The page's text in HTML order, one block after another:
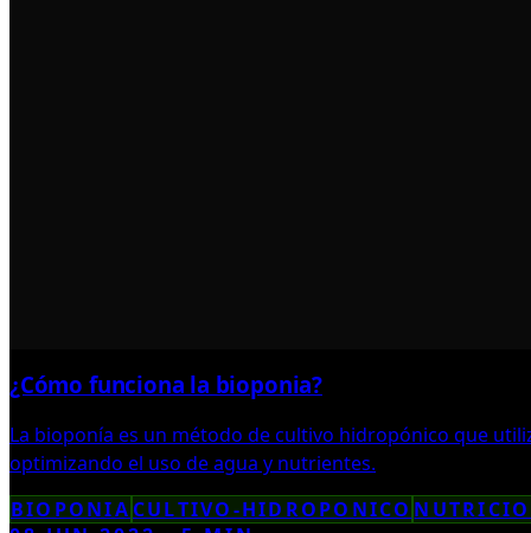
¿Cómo funciona la bioponia?
La bioponía es un método de cultivo hidropónico que
optimizando el uso de agua y nutrientes.
BIOPONIA CULTIVO-HIDROPONICO